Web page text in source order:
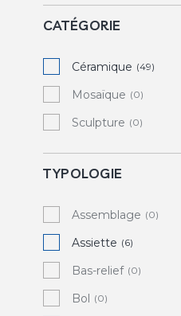
CATÉGORIE
Céramique (49)
Mosaïque (0)
Sculpture (0)
TYPOLOGIE
Assemblage (0)
Assiette (6)
Bas-relief (0)
Bol (0)